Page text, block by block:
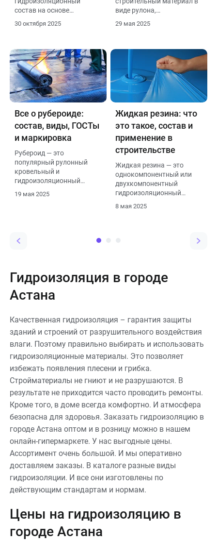
состав на основе
нефтяного битума и
растворителей.
различных поверхностей
(бетон, кирпич, металл,
дерево) перед нанесением
гидроизоляции.
30 октября 2025
виде рулона,
с выпуклым рельефом
(бугорками, шипами). Эти
бугорки образуют
воздушную прослойку
между мембраной и
поверхностью, к которой
она прилегает.
29 мая 2025
Все о рубероиде:
состав, виды, ГОСТы
и маркировка
Рубероид — это
популярный рулонный
кровельный и
гидроизоляционный
используемый в
доступной ценой. Ниже —
маркировка рубероида.
19 мая 2025
Жидкая резина: что
это такое, состав и
применение в
строительстве
Жидкая резина — это
однокомпонентный или
двухкомпонентный
гидроизоляционный
нанесения на поверхность
8 мая 2025
Гидроизоляция в городе
Астана
Качественная гидроизоляция – гарантия защиты
зданий и строений от разрушительного воздействия
влаги. Поэтому правильно выбирать и использовать
гидроизоляционные материалы. Это позволяет
избежать появления плесени и грибка.
Стройматериалы не гниют и не разрушаются. В
результате не приходится часто проводить ремонты.
Кроме того, в доме всегда комфортно. И атмосфера
безопасна для здоровья. Заказать гидроизоляцию в
городе Астана оптом и в розницу можно в нашем
онлайн-гипермаркете. У нас выгодные цены.
Ассортимент очень большой. И мы оперативно
доставляем заказы. В каталоге разные виды
гидроизоляции. И все они изготовлены по
действующим стандартам и нормам.
Цены на гидроизоляцию в
городе Астана